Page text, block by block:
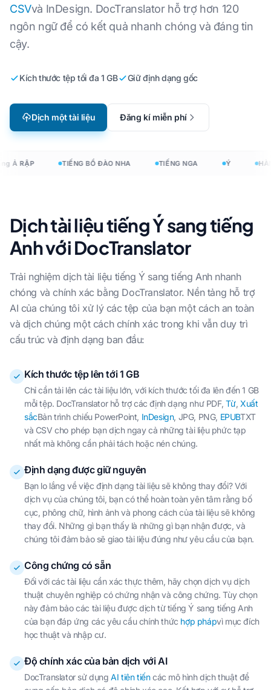
CSVvà InDesign. DocTranslator hỗ trợ hơn 120
ngôn ngữ để có kết quả nhanh chóng và đáng tin
cậy.
Kích thước tệp tối đa 1 GB Giữ định dạng gốc
Dịch một tài liệu Đăng kí miễn phí
Ả RẬP TIẾNG BỒ ĐÀO NHA TIẾNG NGA Ý
Dịch tài liệu tiếng Ý sang tiếng
Anh với DocTranslator
Trải nghiệm dịch tài liệu tiếng Ý sang tiếng Anh nhanh
chóng và chính xác bằng DocTranslator. Nền tảng hỗ trợ
AI của chúng tôi xử lý các tệp của bạn một cách an toàn
và dịch chúng một cách chính xác trong khi vẫn duy trì
cấu trúc và định dạng ban đầu:
Kích thước tệp lên tới 1 GB
Chỉ cần tải lên các tài liệu lớn, với kích thước tối đa lên đến 1 GB
mỗi tệp. DocTranslator hỗ trợ các định dạng như PDF, Từ, Xuất
sắcBản trình chiếu PowerPoint, InDesign, JPG, PNG, EPUBTXT
và CSV cho phép bạn dịch ngay cả những tài liệu phức tạp
nhất mà không cần phải tách hoặc nén chúng.
Định dạng được giữ nguyên
Bạn lo lắng về việc định dạng tài liệu sẽ không thay đổi? Với
dịch vụ của chúng tôi, bạn có thể hoàn toàn yên tâm rằng bố
cục, phông chữ, hình ảnh và phong cách của tài liệu sẽ không
thay đổi. Những gì bạn thấy là những gì bạn nhận được, và
chúng tôi đảm bảo sẽ giao tài liệu đúng như yêu cầu của bạn.
Công chứng có sẵn
Đối với các tài liệu cần xác thực thêm, hãy chọn dịch vụ dịch
thuật chuyên nghiệp có chứng nhận và công chứng. Tùy chọn
này đảm bảo các tài liệu được dịch từ tiếng Ý sang tiếng Anh
của bạn đáp ứng các yêu cầu chính thức hợp phápvì mục đích
học thuật và nhập cư.
Độ chính xác của bản dịch với AI
DocTranslator sử dụngAI tiên tiếncác mô hình dịch thuật để